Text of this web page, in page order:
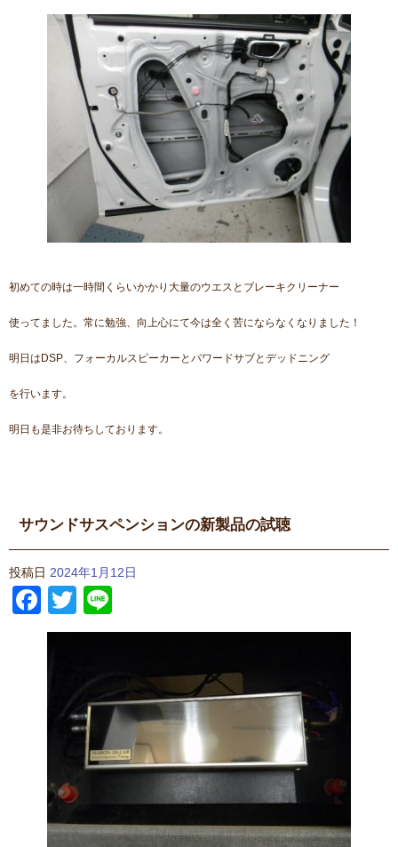
初めての時は一時間くらいかかり大量のウエスとブレーキクリーナー
使ってました。常に勉強、向上心にて今は全く苦にならなくなりました！
明日はDSP、フォーカルスピーカーとパワードサブとデッドニング
を行います。
明日も是非お待ちしております。
サウンドサスペンションの新製品の試聴
投稿日 2024年1月12日
Facebook
Twitter